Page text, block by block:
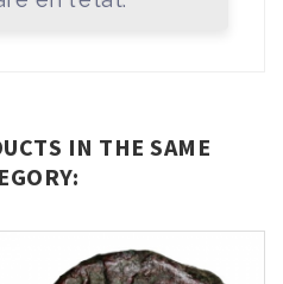
IN THE SAME